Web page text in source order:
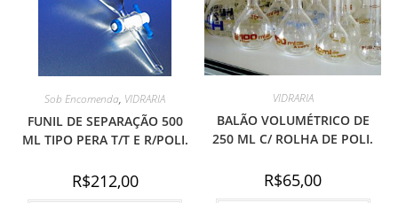
Sob Encomenda, VIDRARIA
FUNIL DE SEPARAÇÃO 500
ML TIPO PERA T/T E R/POLI.
R$212,00
VIDRARIA
BALÃO VOLUMÉTRICO DE
250 ML C/ ROLHA DE POLI.
R$65,00